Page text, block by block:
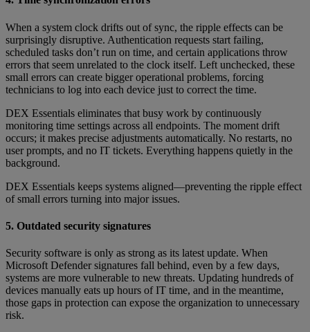
When a system clock drifts out of sync, the ripple effects can be
surprisingly disruptive. Authentication requests start failing,
scheduled tasks don’t run on time, and certain applications throw
errors that seem unrelated to the clock itself. Left unchecked, these
small errors can create bigger operational problems, forcing
technicians to log into each device just to correct the time.
DEX Essentials eliminates that busy work by continuously
monitoring time settings across all endpoints. The moment drift
occurs; it makes precise adjustments automatically. No restarts, no
user prompts, and no IT tickets. Everything happens quietly in the
background.
DEX Essentials keeps systems aligned—preventing the ripple effect
of small errors turning into major issues.
5. Outdated security signatures
Security software is only as strong as its latest update. When
Microsoft Defender signatures fall behind, even by a few days,
systems are more vulnerable to new threats. Updating hundreds of
devices manually eats up hours of IT time, and in the meantime,
those gaps in protection can expose the organization to unnecessary
risk.